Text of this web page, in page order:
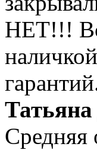
НЕТ!!!
Татьяна
Средняя